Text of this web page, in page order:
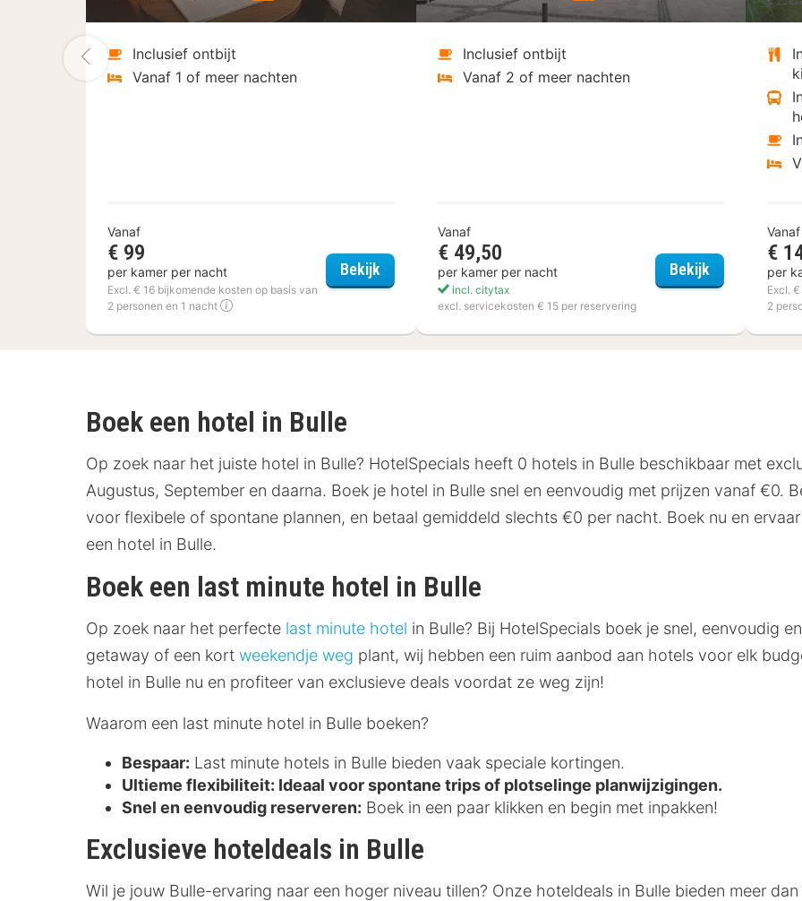
Inclusief ontbijt
Vanaf 1 of meer nachten
Vanaf
€ 99
per kamer per nacht
Excl. € 16 bijkomende kosten op basis van
2 personen en 1 nacht
BekijkFletcher Hotel-Restaurant Victoria-Hoenderloo
Inclusief ontbijt
Vanaf 2 of meer nachten
Vanaf
€ 49,50
per kamer per nacht
incl. citytax
excl. servicekosten € 15 per reservering
Bekijk Akzent
Vanaf
€
per
Excl.
2
Vorige foto
Boek een hotel in Bulle
Op zoek naar het juiste hotel in Bulle? HotelSpecials heeft 0 hotels in Bulle beschikbaar met
Augustus, September en daarna. Boek je hotel in Bulle snel en eenvoudig met prijzen vanaf €0.
voor flexibele of spontane plannen, en betaal gemiddeld slechts €0 per nacht. Boek nu en
een hotel in Bulle.
Boek een last minute hotel in Bulle
Op zoek naar het perfecte last minute hotel in Bulle? Bij HotelSpecials boek je snel, eenvoudig
getaway of een kort weekendje weg plant, wij hebben een ruim aanbod aan hotels voor elk
hotel in Bulle nu en profiteer van exclusieve deals voordat ze weg zijn!
Waarom een last minute hotel in Bulle boeken?
Bespaar: Last minute hotels in Bulle bieden vaak speciale kortingen.
Ultieme flexibiliteit: Ideaal voor spontane trips of plotselinge planwijzigingen.
Snel en eenvoudig reserveren: Boek in een paar klikken en begin met inpakken!
Exclusieve hoteldeals in Bulle
Wil je jouw Bulle-ervaring naar een hoger niveau tillen? Onze hoteldeals in Bulle bieden meer